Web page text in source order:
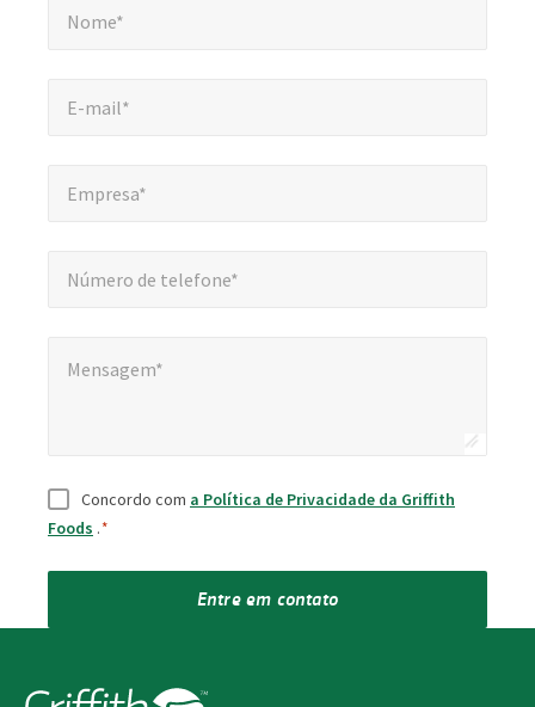
Nome*
E-mail*
Empresa*
Número de telefone*
Mensagem*
Consentimento
Concordo com a Política de Privacidade da Griffith
Foods .*
Entre em contato